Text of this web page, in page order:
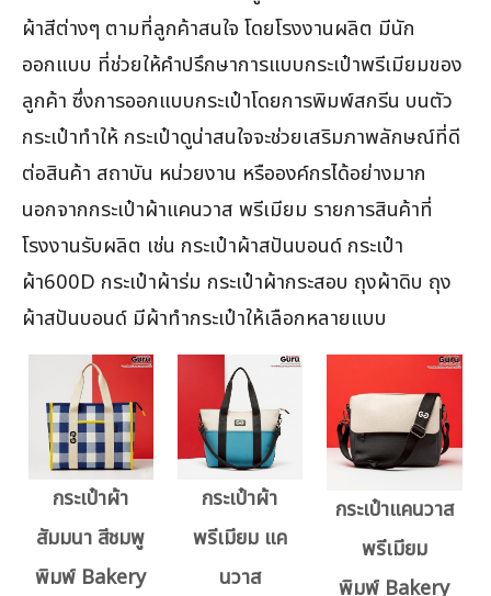
ผ้าสีต่างๆ ตามที่ลูกค้าสนใจ โดยโรงงานผลิต มีนัก
ออกแบบ ที่ช่วยให้คำปรึกษาการแบบกระเป๋าพรีเมียมของ
ลูกค้า ซึ่งการออกแบบกระเป๋าโดยการพิมพ์สกรีน บนตัว
กระเป๋าทำให้ กระเป๋าดูน่าสนใจจะช่วยเสริมภาพลักษณ์ที่ดี
ต่อสินค้า สถาบัน หน่วยงาน หรือองค์กรได้อย่างมาก
นอกจากกระเป๋าผ้าแคนวาส พรีเมียม รายการสินค้าที่
โรงงานรับผลิต เช่น กระเป๋าผ้าสปันบอนด์ กระเป๋า
ผ้า600D กระเป๋าผ้าร่ม กระเป๋าผ้ากระสอบ ถุงผ้าดิบ ถุง
ผ้าสปันบอนด์ มีผ้าทำกระเป๋าให้เลือกหลายแบบ
กระเป๋าผ้า
สัมมนา สีชมพู
พิมพ์ Bakery
กระเป๋าผ้า
พรีเมียม แค
นวาส
กระเป๋าแคนวาส
พรีเมียม
พิมพ์ Bakery